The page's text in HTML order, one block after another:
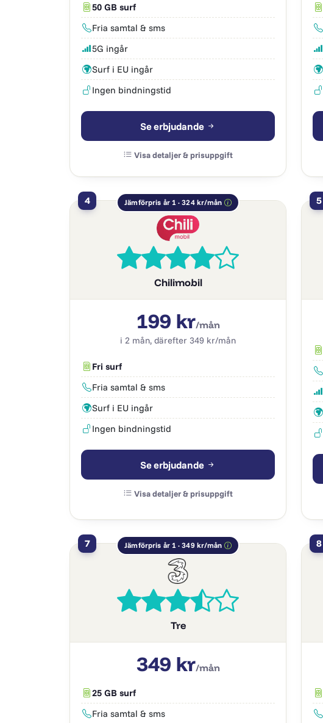
50 GB surf
Fria samtal & sms
5G ingår
Surf i EU ingår
Ingen bindningstid
Se erbjudande
Visa detaljer & prisuppgift
4 Jämförpris år 1 · 324 kr/mån
Chilimobil
199 kr/mån
i 2 mån, därefter 349 kr/mån
Fri surf
Fria samtal & sms
Surf i EU ingår
Ingen bindningstid
Se erbjudande
Visa detaljer & prisuppgift
5
7 Jämförpris år 1 · 349 kr/mån
Tre
349 kr/mån
25 GB surf
Fria samtal & sms
8